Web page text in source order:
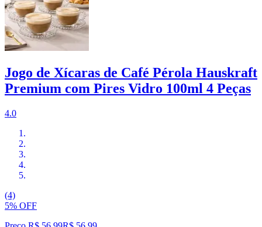
Jogo de Xícaras de Café Pérola Hauskraft
Premium com Pires Vidro 100ml 4 Peças
4.0
(4)
5% OFF